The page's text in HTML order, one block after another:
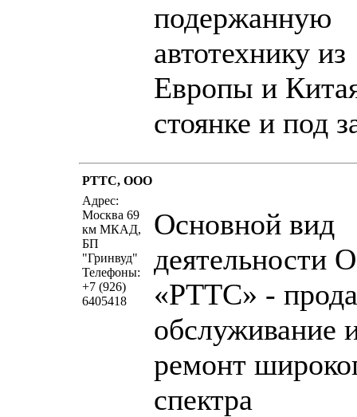
подержанную
автотехнику из
Европы и
стоянке и под
РТТС, ООО
Адрес:
Москва 69
км МКАД,
БП
"Гринвуд"
Телефоны:
+7 (926)
6405418
Основной вид
деятельности
«РТТС» -
обслуживание
ремонт
спектра